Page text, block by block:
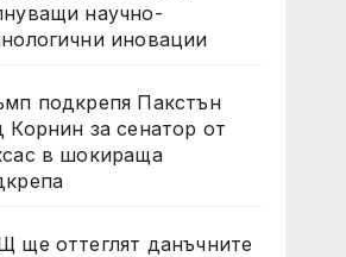
научно-
иновации
подкрепя Пакстън
Корнин за сенатор от
в шокираща
ще оттеглят данъчните